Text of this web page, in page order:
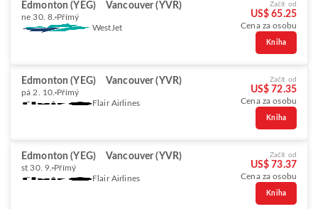
Edmonton (YEG) Vancouver (YVR)
ne 30. 8. Přímý
WestJet
Začít od
US$ 65.25
Cena za osobu
Kniha
Edmonton (YEG) Vancouver (YVR)
pá 2. 10. Přímý
Flair Airlines
Začít od
US$ 72.35
Cena za osobu
Kniha
Edmonton (YEG) Vancouver (YVR)
st 30. 9. Přímý
Flair Airlines
Začít od
US$ 73.37
Cena za osobu
Kniha